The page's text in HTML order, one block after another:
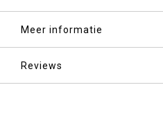
Meer informatie
Reviews